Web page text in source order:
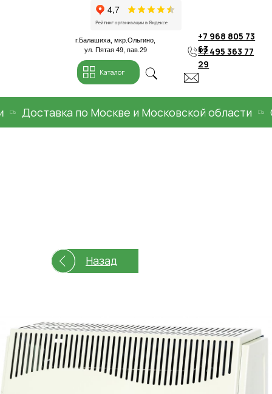
+7 968 805 73
29
Каталог
Доставка по Москве и Московской области
Назад